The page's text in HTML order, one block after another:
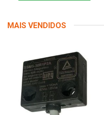
MAIS VENDIDOS